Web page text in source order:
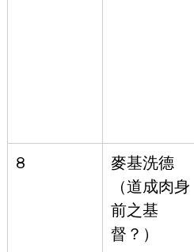
8
麥基洗德
（道成肉身
前之基
督？）